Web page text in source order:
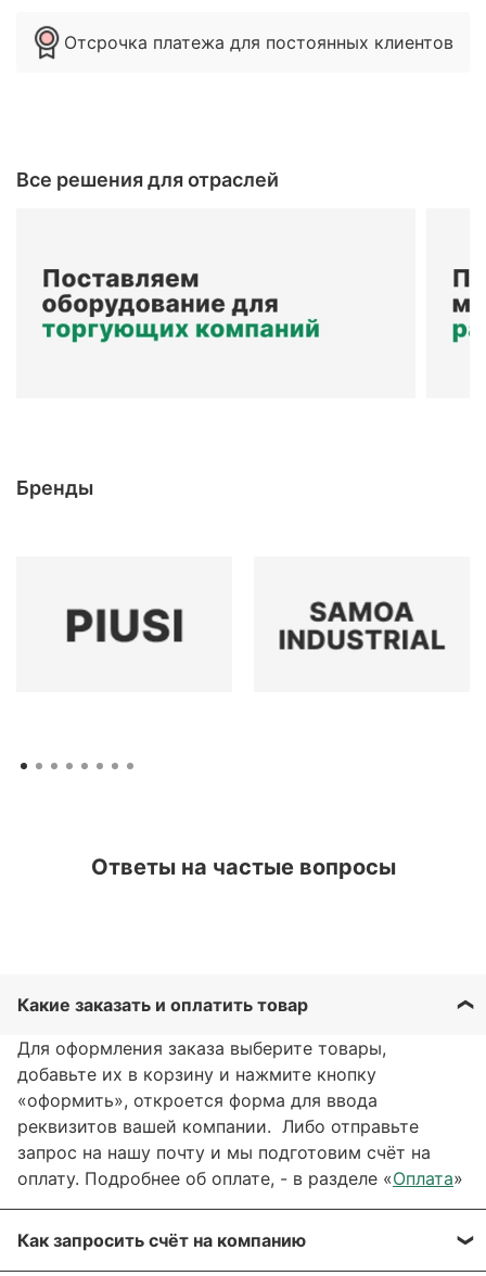
Отсрочка платежа для постоянных клиентов
Все решения для отраслей
Бренды
Ответы на частые вопросы
Какие заказать и оплатить товар
Для оформления заказа выберите товары,
добавьте их в корзину и нажмите кнопку
«оформить», откроется форма для ввода
реквизитов вашей компании. Либо отправьте
запрос на нашу почту и мы подготовим счёт на
оплату. Подробнее об оплате, - в разделе «Оплата»
Как запросить счёт на компанию